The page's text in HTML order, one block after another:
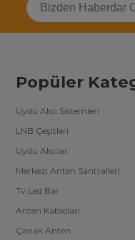
Çok satan Altus tv led bar
K430WDF A1 4708-
SHİNEON M08-
2013ARC40-3228-
SHİNEON M08-
Tv led bar kategorisinde
tv yedek parça satın
geçebilirsiniz.
Popüler
Uydu Alıcı Sistemleri
LNB Çeşitleri
Uydu Alıcılar
Merkezi Anten Santralleri
Tv Led Bar
Anten Kabloları
Çanak Anten